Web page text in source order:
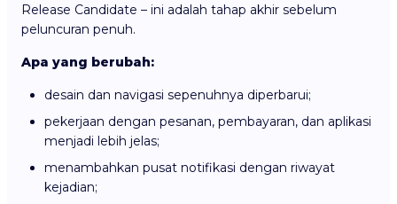
Release Candidate – ini adalah tahap akhir sebelum
peluncuran penuh.
Apa yang berubah:
desain dan navigasi sepenuhnya diperbarui;
pekerjaan dengan pesanan, pembayaran, dan aplikasi
menjadi lebih jelas;
menambahkan pusat notifikasi dengan riwayat
kejadian;